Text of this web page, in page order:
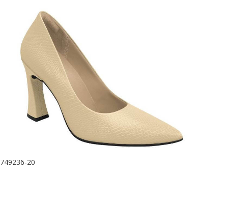
749236-20